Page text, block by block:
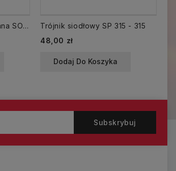
STH-127/5 Rura izolowana SONOTHERM fi 125/ 5 mb Termoflex 250°C DGP
Trójnik siodłowy SP 315 - 315
Cena
48,00 zł
Dodaj Do Koszyka